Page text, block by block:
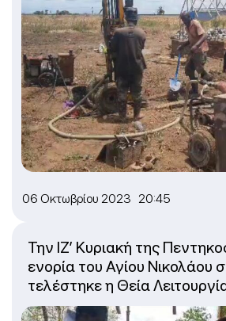
06 Οκτωβρίου 2023 20:45
Την ΙΖ’ Κυριακή της
ενορία του Αγίου Νικολάου
τελέστηκε η Θεία